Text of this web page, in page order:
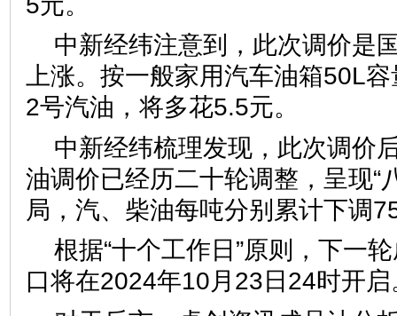
中新经纬注意到，此次调价是
上涨。按一般家用汽车油箱50L
2号汽油，将多花5.5元。
中新经纬梳理发现，此次调价
油调价已经历二十轮调整，呈现“
局，汽、柴油每吨分别累计下调
根据“十个工作日”原则，下一
口将在2024年10月23日24时开启